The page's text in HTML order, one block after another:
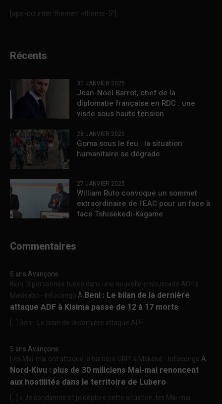
[aps-counter theme= »theme-5″]
Récents
30 JANVIER 2025
Jean-Noël Barrot, chef de la
diplomatie française en RDC : une
visite sous haute tension
28 JANVIER 2025
Goma sous le feu : la situation
humanitaire se dégrade
27 JANVIER 2025
William Ruto convoque un sommet
extraordinaire de l’EAC pour un face à
face Tshisekedi-Kagame
Commentaires
5 ans Avançons
Beni :3 personnes tuées dans une nouvelle embuscade ADF à
Makisabo - InfocongoÀ Beni : Le bilan de la dernière
attaque ADF à Kisima passe de 12 à 17 morts
[…] Beni : Le bilan de la dernière attaque ADF...
5 ans Avançons
Les Mai-mai ont attaqué la barrière GRPI à Makeke - InfocongoÀ
Nord-Kivu : plus de 30 miliciens Mai-mai renoncent
aux hostilités dans le territoire de Lubero
[…] « Je condamne et je déplore cette situation, les Mai-mai...